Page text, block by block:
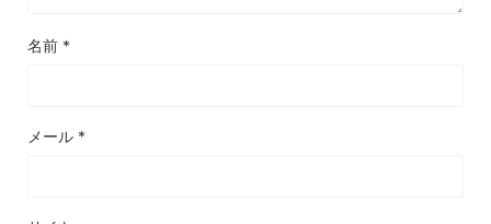
名前 *
メール *